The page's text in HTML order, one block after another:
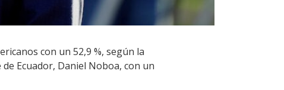
con un 52,9 %, según la
Ecuador, Daniel Noboa, con un